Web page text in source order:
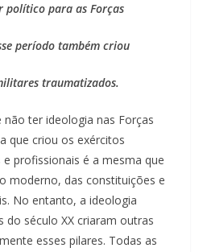
político para as Forças
período também criou
traumatizados.
ter ideologia nas Forças
que criou os exércitos
profissionais é a mesma que
moderno, das constituições e
No entanto, a ideologia
do século XX criaram outras
esses pilares. Todas as